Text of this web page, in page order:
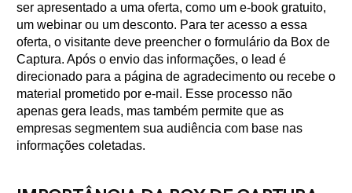
ser apresentado a uma oferta, como um e-book gratuito,
um webinar ou um desconto. Para ter acesso a essa
oferta, o visitante deve preencher o formulário da Box de
Captura. Após o envio das informações, o lead é
direcionado para a página de agradecimento ou recebe o
material prometido por e-mail. Esse processo não
apenas gera leads, mas também permite que as
empresas segmentem sua audiência com base nas
informações coletadas.